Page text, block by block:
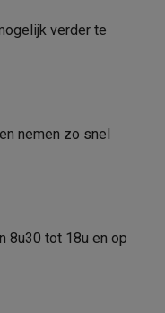
verder te
nemen zo snel
8u30 tot 18u en op